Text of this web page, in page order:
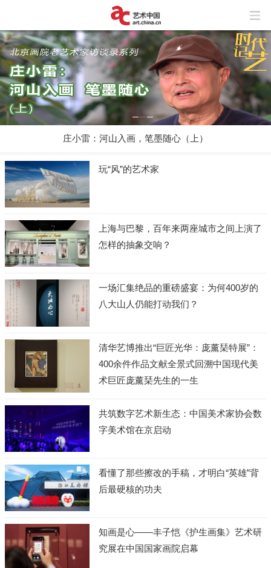
庄小雷：河山入画，笔墨随心（上）
玩“风”的艺术家
上海与巴黎，百年来两座城市之间上演了
怎样的抽象交响？
一场汇集绝品的重磅盛宴：为何400岁的
八大山人仍能打动我们？
清华艺博推出“巨匠光华：庞薰琹特展”：
400余件作品文献全景式回溯中国现代美
术巨匠庞薰琹先生的一生
共筑数字艺术新生态：中国美术家协会数
字美术馆在京启动
看懂了那些擦改的手稿，才明白“英雄”背
后最硬核的功夫
知画是心——丰子恺《护生画集》艺术研
究展在中国国家画院启幕